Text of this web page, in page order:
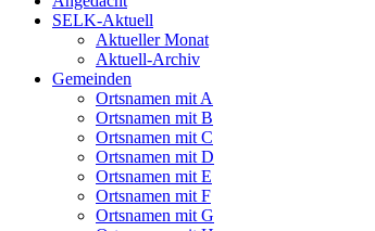
SELK-Aktuell
Aktueller Monat
Aktuell-Archiv
Gemeinden
Ortsnamen mit A
Ortsnamen mit B
Ortsnamen mit C
Ortsnamen mit D
Ortsnamen mit E
Ortsnamen mit F
Ortsnamen mit G